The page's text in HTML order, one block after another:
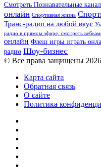
Смотреть Познавательные
онлайн Спортивная жизнь
Транс-радио на любой вкус
радио в прямом эфире, смотреть
онлайн Флеш игры играть
радио Шоу-бизнес
© Все права защищены 2026
Карта сайта
Обратная связь
О сайте
Политика